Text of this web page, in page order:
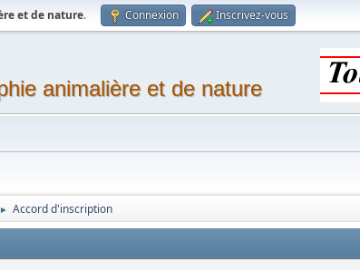
et de nature. Connexion Inscrivez-vous
animalière et de nature
► Accord d'inscription